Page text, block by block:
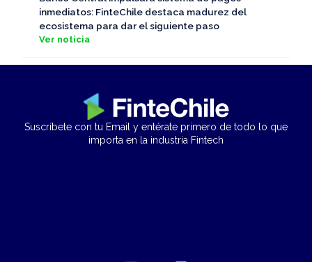
inmediatos: FinteChile destaca madurez del
ecosistema para dar el siguiente paso
Ver noticia
Suscríbete con tu Email y entérate primero de todo lo que
importa en la industria Fintech